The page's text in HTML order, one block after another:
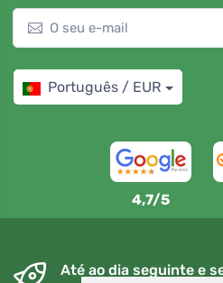
Português / EUR
4,7/5
Até ao dia seguinte e